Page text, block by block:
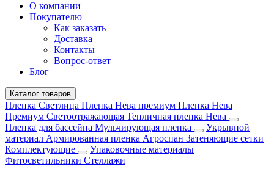
О компании
Покупателю
Как заказать
Доставка
Контакты
Вопрос-ответ
Блог
Каталог товаров
Пленка Светлица Пленка Нева премиум Пленка Нева
Премиум Светоотражающая Тепличная пленка Нева
Пленка для бассейна Мульчирующая пленка
Укрывной
материал Армированная пленка Агроспан Затеняющие сетки
Комплектующие
Упаковочные материалы
Фитосветильники Стеллажи